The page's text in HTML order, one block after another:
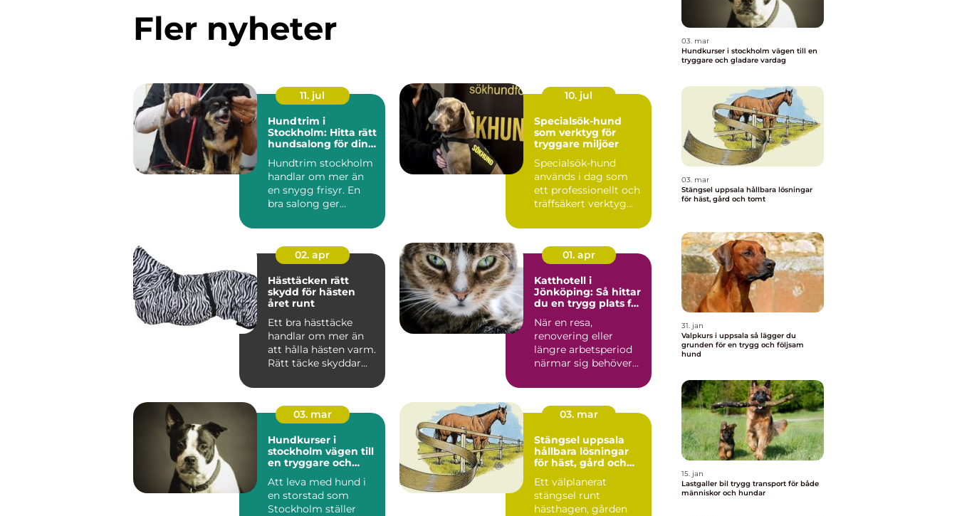
Fler nyheter
11. jul
Hundtrim i
Stockholm: Hitta rätt
hundsalong för din
Hundtrim stockholm
handlar om mer än
en snygg frisyr. En
bra salong ger
10. jul
Specialsök-hund
som verktyg för
tryggare miljöer
Specialsök-hund
används i dag som
ett professionellt och
träffsäkert verktyg
02. apr
Hästtäcken rätt
skydd för hästen
året runt
Ett bra hästtäcke
handlar om mer än
att hålla hästen varm.
Rätt täcke skyddar
oc...
01. apr
Katthotell i
Jönköping: Så hittar
du en trygg plats för
När en resa,
renovering eller
längre arbetsperiod
närmar sig behöver
03. mar
Hundkurser i
stockholm vägen till
en tryggare och
Att leva med hund i
en storstad som
Stockholm ställer
03. mar
Stängsel uppsala
hållbara lösningar
för häst, gård och
Ett välplanerat
stängsel runt
hästhagen, gården
03. mar
Hundkurser i stockholm vägen till en
tryggare och gladare vardag
03. mar
Stängsel uppsala hållbara lösningar
för häst, gård och tomt
31. jan
Valpkurs i uppsala så lägger du
grunden för en trygg och följsam
hund
15. jan
Lastgaller bil trygg transport för både
människor och hundar